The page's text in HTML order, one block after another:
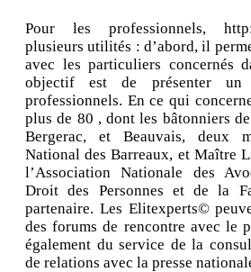
Pour les professionnels,
plusieurs utilités : d’abord, il
avec les particuliers concernés
objectif est de présenter
professionnels. En ce qui
plus de 80 , dont les bâtonniers
Bergerac, et Beauvais, deux
National des Barreaux, et Maître
l’Association Nationale des
Droit des Personnes et de la
partenaire. Les Elitexperts©
des forums de rencontre avec le
également du service de la
de relations avec la presse